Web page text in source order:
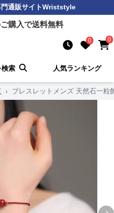
通販サイトWriststyle
購入で送料無料
0 0
検索 人気ランキング
› ブレスレットメンズ 天然石一粒